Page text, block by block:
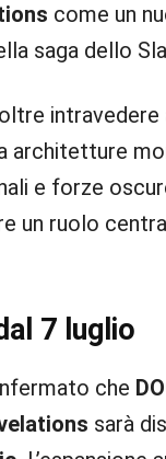
come un
saga dello
intravedere
architetture
e forze
un ruolo
7 luglio
che
sarà